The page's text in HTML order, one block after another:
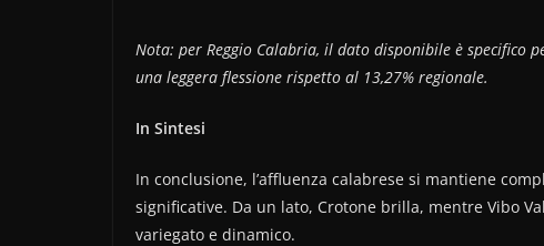
Nota: per Reggio Calabria, il dato disponibile è specifico
una leggera flessione rispetto al 13,27% regionale.
In Sintesi
In conclusione, l’affluenza calabrese si mantiene
significative. Da un lato, Crotone brilla, mentre Vibo
variegato e dinamico.